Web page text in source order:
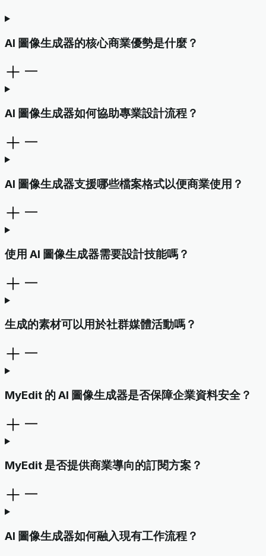
AI 圖像生成器的核心商業優勢是什麼？
AI 圖像生成器如何協助專業設計流程？
AI 圖像生成器支援哪些檔案格式以便商業使用？
使用 AI 圖像生成器需要設計技能嗎？
生成的素材可以用於社群媒體活動嗎？
MyEdit 的 AI 圖像生成器是否保障企業資料安全？
MyEdit 是否提供商業導向的訂閱方案？
AI 圖像生成器如何融入現有工作流程？